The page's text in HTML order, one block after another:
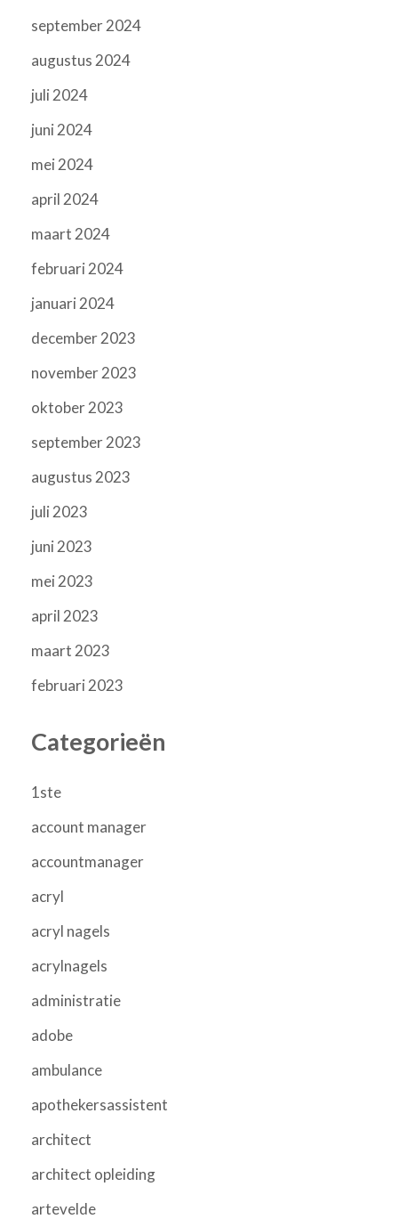
september 2024
augustus 2024
juli 2024
juni 2024
mei 2024
april 2024
maart 2024
februari 2024
januari 2024
december 2023
november 2023
oktober 2023
september 2023
augustus 2023
juli 2023
juni 2023
mei 2023
april 2023
maart 2023
februari 2023
Categorieën
1ste
account manager
accountmanager
acryl
acryl nagels
acrylnagels
administratie
adobe
ambulance
apothekersassistent
architect
architect opleiding
artevelde